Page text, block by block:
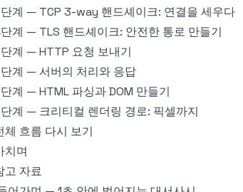
계 — TCP 3-way 핸드셰이크: 연결을 세우다
계 — TLS 핸드셰이크: 안전한 통로 만들기
계 — HTTP 요청 보내기
계 — 서버의 처리와 응답
계 — HTML 파싱과 DOM 만들기
계 — 크리티컬 렌더링 경로: 픽셀까지
체 흐름 다시 보기
치며
고 자료